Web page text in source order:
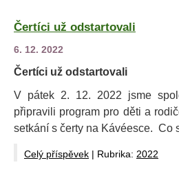
Čertíci už odstartovali
6. 12. 2022
Čertíci už odstartovali
V pátek 2. 12. 2022 jsme
připravili program pro děti a
setkání s čerty na Kávéesce. Co
Celý příspěvek | Rubrika: 2022